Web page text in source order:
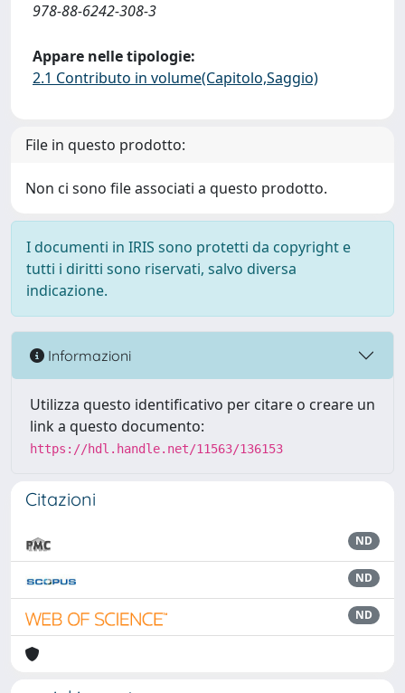
978-88-6242-308-3
Appare nelle tipologie:
2.1 Contributo in volume(Capitolo,Saggio)
File in questo prodotto:
Non ci sono file associati a questo prodotto.
I documenti in IRIS sono protetti da copyright e
tutti i diritti sono riservati, salvo diversa
indicazione.
Informazioni
Utilizza questo identificativo per citare o creare un
link a questo documento:
https://hdl.handle.net/11563/136153
Citazioni
ND
ND
ND